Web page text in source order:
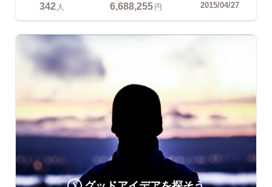
342 人 6,688,255円 2015/04/27